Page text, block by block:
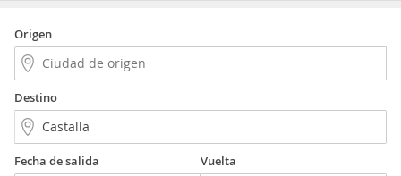
Origen
Destino
Fecha de salida Vuelta